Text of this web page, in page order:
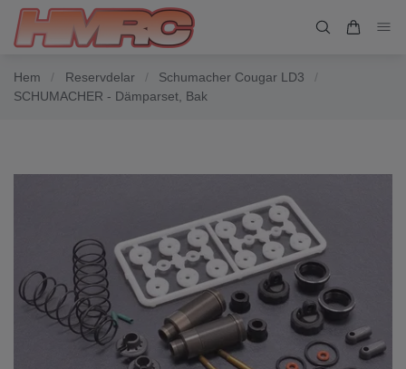
Hem / Reservdelar / Schumacher Cougar LD3
/
SCHUMACHER - Dämparset, Bak